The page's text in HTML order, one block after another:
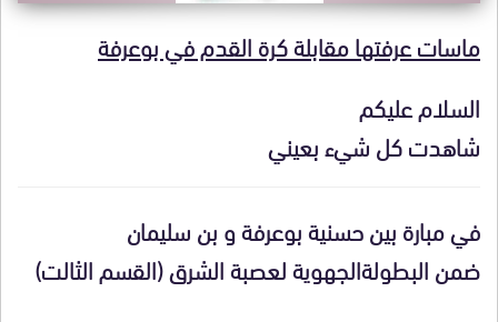
ماسات عرفتها مقابلة كرة القدم في بوعرفة
السلام عليكم
شاهدت كل شيء بعيني
في مبارة بين حسنية بوعرفة و بن سليمان
ضمن البطولةالجهويةلعصبة الشرق (القسم الثالت)